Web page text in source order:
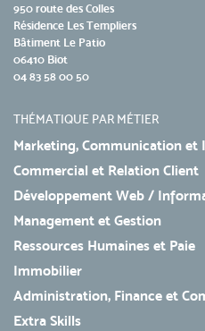
950 route des Colles
Résidence Les Templiers
Bâtiment Le Patio
06410 Biot
04 83 58 00 50
THÉMATIQUE PAR MÉTIER
Marketing, Communication et
Commercial et Relation Client
Développement Web /
Management et Gestion
Ressources Humaines et Paie
Immobilier
Administration, Finance et
Extra Skills